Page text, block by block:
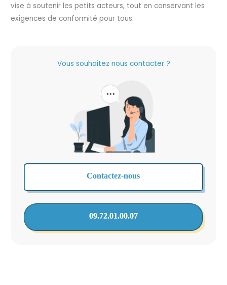
vise à soutenir les petits acteurs, tout en conservant les
exigences de conformité pour tous.
Vous souhaitez nous contacter ?
Contactez-nous
09.72.01.00.07